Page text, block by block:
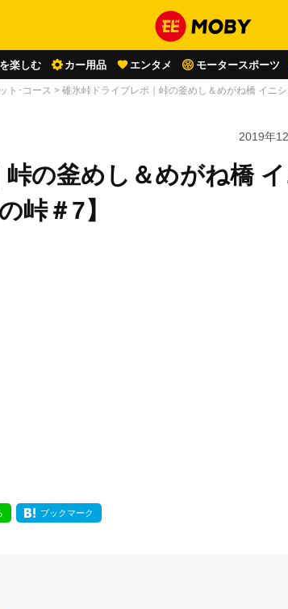
楽しむ カー用品 エンタメ モータースポーツ
ト･コース > 碓氷峠ドライブレポ｜峠の釜めし＆めがね橋 イニ
2019年
の釜めし＆めがね橋
峠＃7】
ブックマーク